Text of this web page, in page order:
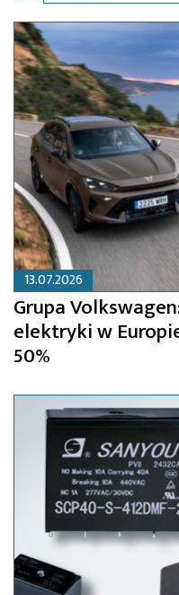
13.07.2026
Grupa
elektryki w
50%